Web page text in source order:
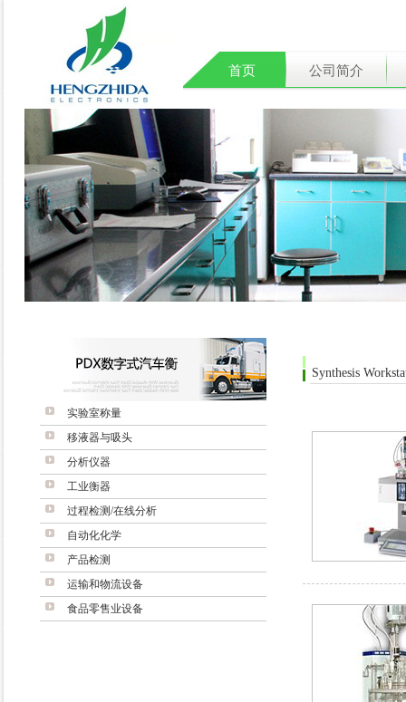
首页 公司简介
实验室称量
移液器与吸头
分析仪器
工业衡器
过程检测/在线分析
自动化化学
产品检测
运输和物流设备
食品零售业设备
Synthesis